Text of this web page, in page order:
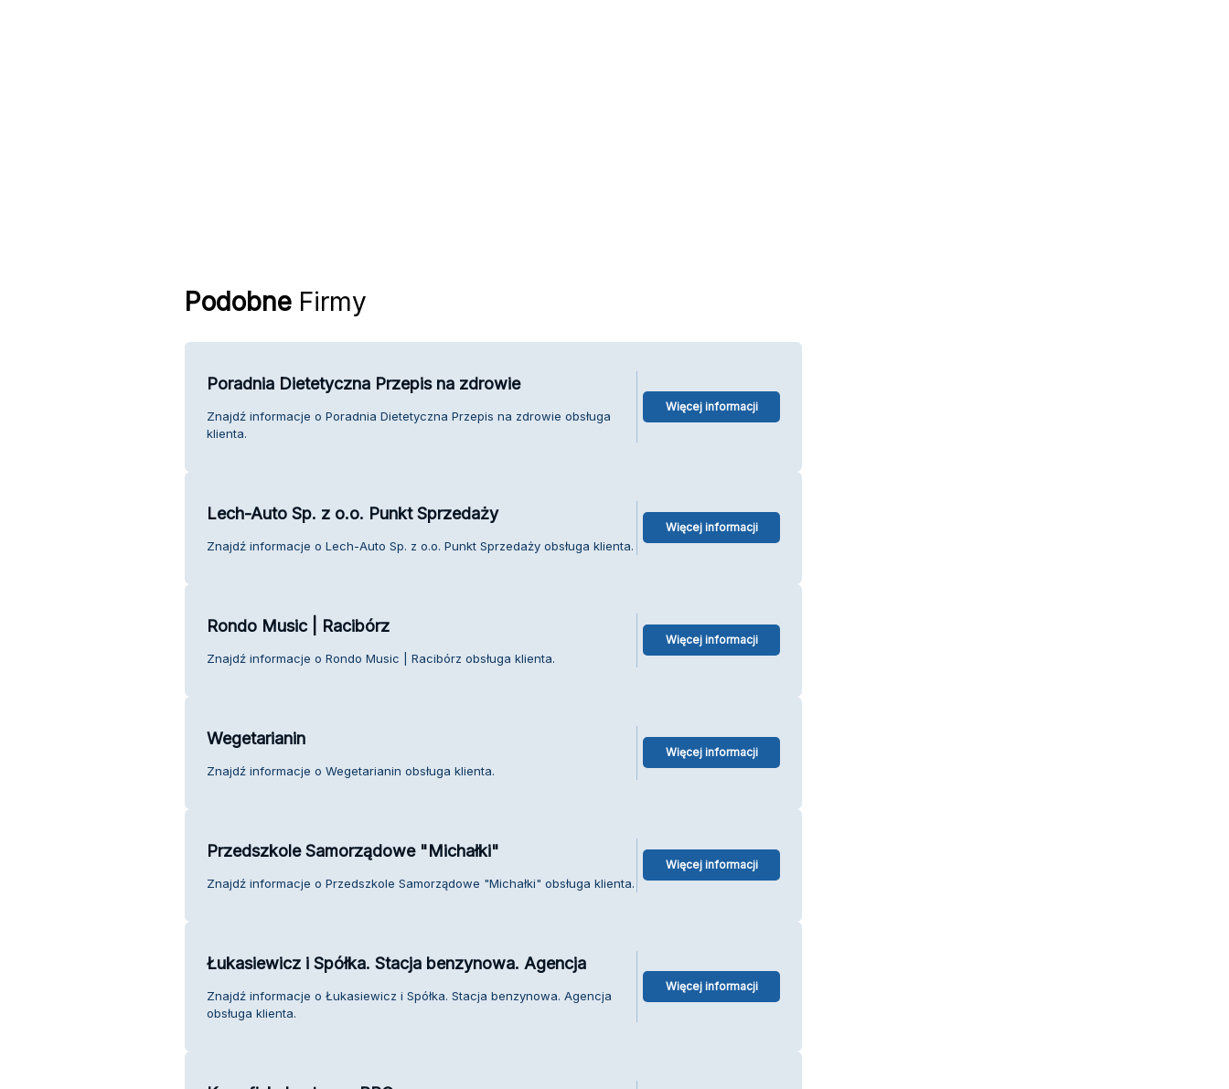
PodobneFirmy
Poradnia Dietetyczna Przepis na zdrowie
Znajdź informacje o Poradnia Dietetyczna Przepis na zdrowie obsługa
klienta.
Więcej informacji
Lech-Auto Sp. z o.o. Punkt Sprzedaży
Znajdź informacje o Lech-Auto Sp. z o.o. Punkt Sprzedaży obsługa klienta.
Więcej informacji
Rondo Music | Racibórz
Znajdź informacje o Rondo Music | Racibórz obsługa klienta.
Więcej informacji
Wegetarianin
Znajdź informacje o Wegetarianin obsługa klienta.
Więcej informacji
Przedszkole Samorządowe "Michałki"
Znajdź informacje o Przedszkole Samorządowe "Michałki" obsługa klienta.
Więcej informacji
Łukasiewicz i Spółka. Stacja benzynowa. Agencja
Znajdź informacje o Łukasiewicz i Spółka. Stacja benzynowa. Agencja
obsługa klienta.
Więcej informacji